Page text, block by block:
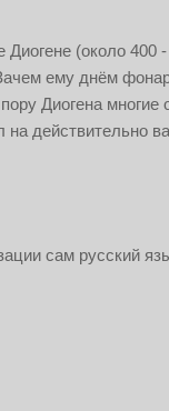
(около 400
ему днём
Диогена
действительно
сам русский